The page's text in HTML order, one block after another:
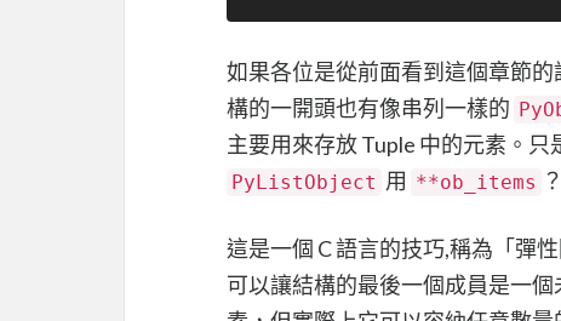
如果各位是從前面看到這個章節
構的一開頭也有像串列一樣的
主要用來存放 Tuple 中的元素。只
PyListObject 用 **ob_items
這是一個 C 語言的技巧,稱為「彈
可以讓結構的最後一個成員是一